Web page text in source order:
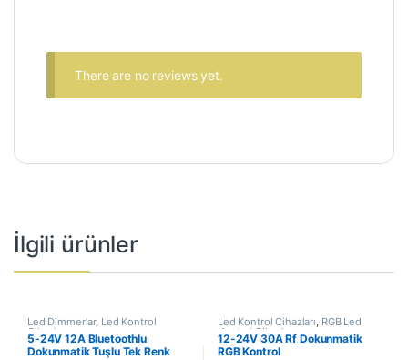
There are no reviews yet.
İlgili ürünler
Led Dimmerlar, Led Kontrol
Cihazları
5-24V 12A Bluetoothlu
Dokunmatik Tuşlu Tek Renk
Led Kontrol Cihazları, RGB Led
Kontrol Cihazları
12-24V 30A Rf Dokunmatik
RGB Kontrol